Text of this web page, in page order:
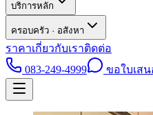
บริการหลัก
ครอบครัว · อสังหา
ราคาเกี่ยวกับเราติดต่อ
083-249-4999
ขอใบเส